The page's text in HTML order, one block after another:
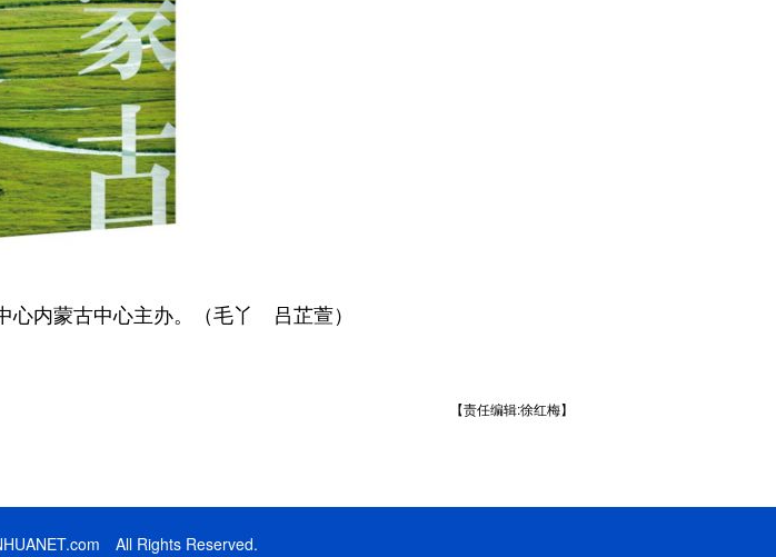
内蒙古中心主办。（毛丫 吕芷萱）
【责任编辑:徐红梅】
All Rights Reserved.